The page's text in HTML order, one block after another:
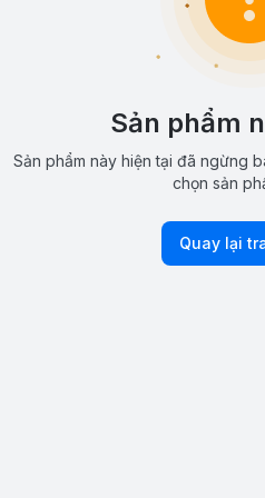
Sản phẩm
Sản phẩm này hiện tại đã ngừng
chọn sản
Quay lại